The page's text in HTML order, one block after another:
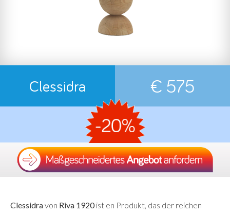
Clessidra € 575
Clessidravon Riva 1920ist en Produkt, das der reichen